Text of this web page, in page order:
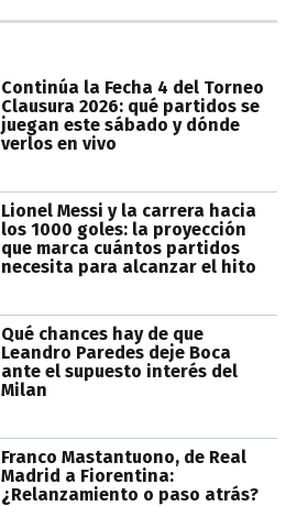
Continúa la Fecha 4 del Torneo
Clausura 2026: qué partidos se
juegan este sábado y dónde
verlos en vivo
Lionel Messi y la carrera hacia
los 1000 goles: la proyección
que marca cuántos partidos
necesita para alcanzar el hito
Qué chances hay de que
Leandro Paredes deje Boca
ante el supuesto interés del
Milan
Franco Mastantuono, de Real
Madrid a Fiorentina:
¿Relanzamiento o paso atrás?